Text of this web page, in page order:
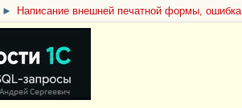
► Написание внешней печатной формы, ошибка